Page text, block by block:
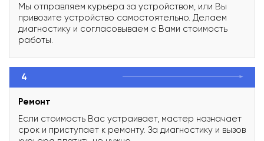
Мы отправляем курьера за устройством, или Вы
привозите устройство самостоятельно. Делаем
диагностику и согласовываем с Вами стоимость
работы.
4
Ремонт
Если стоимость Вас устраивает, мастер назначает
срок и приступает к ремонту. За диагностику и вызов